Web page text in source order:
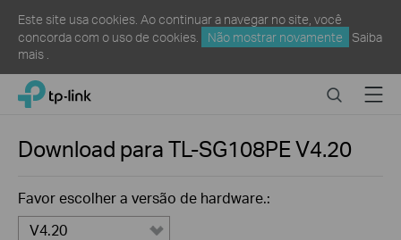
Este site usa cookies. Ao continuar a navegar no site, você
concorda com o uso de cookies.
Não mostrar novamente
Saiba
mais
Click
navigation
TP-Link, Reliably Smart SearchMenu
Download paraTL-SG108PEV4.20
Favor escolher a versão de hardware.:
V4.20